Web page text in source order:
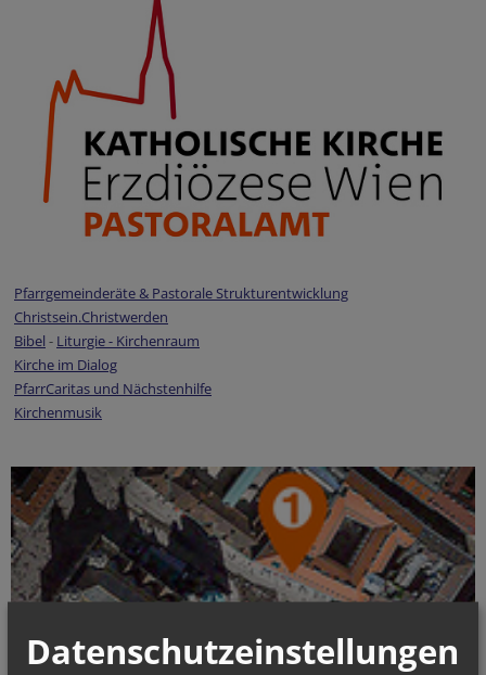
Pfarrgemeinderäte & Pastorale Strukturentwicklung
Christsein.Christwerden
Bibel - Liturgie - Kirchenraum
Kirche im Dialog
PfarrCaritas und Nächstenhilfe
Kirchenmusik
Datenschutzeinstellungen